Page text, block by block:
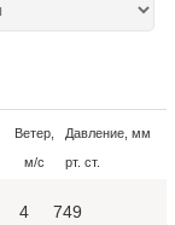
Ветер,
м/с
Давление, мм
рт. ст.
4 749